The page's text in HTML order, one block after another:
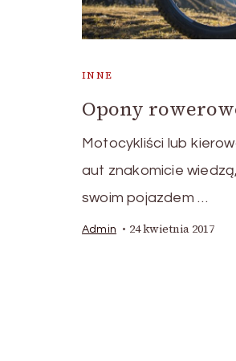
INNE
Opony
Motocykliści lub
aut znakomicie
swoim pojazdem …
Admin 24 kwietnia 2017